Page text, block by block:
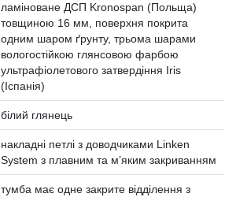
ламіноване ДСП Kronospan (Польща)
товщиною 16 мм, поверхня покрита
одним шаром ґрунту, трьома шарами
вологостійкою глянсовою фарбою
ультрафіолетового затвердіння Iris
(Іспанія)
білий глянець
накладні петлі з доводчиками Linken
System з плавним та м’яким закриванням
тумба має одне закрите відділення з